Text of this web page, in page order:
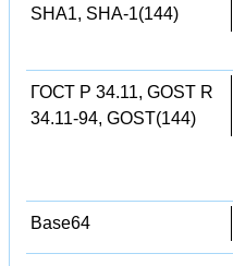
SHA1, SHA-1(144)
ГОСТ Р 34.11, GOST R
34.11-94, GOST(144)
Base64